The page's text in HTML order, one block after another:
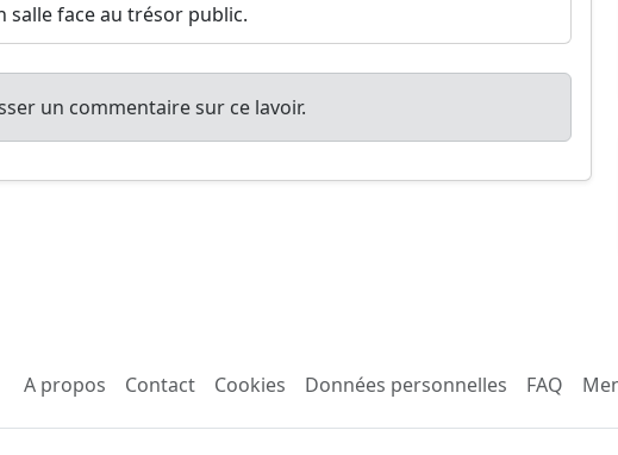
face au trésor public.
un commentaire sur ce lavoir.
A propos Contact Cookies Données personnelles FAQ